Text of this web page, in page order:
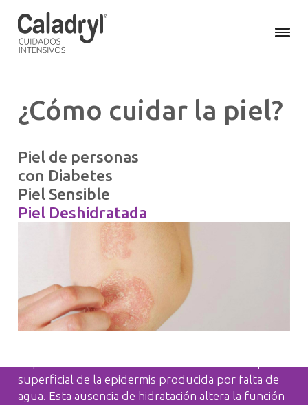
¿Cómo cuidar la piel?
Piel de personas
con Diabetes
Piel Sensible
Piel Deshidratada
superficial de la epidermis producida por falta de
agua. Esta ausencia de hidratación altera la función